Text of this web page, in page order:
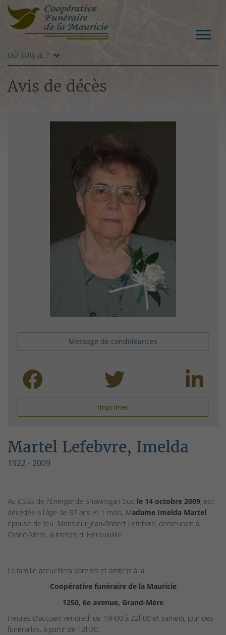
OÙ SUIS-JE ?
Avis de décès
Message de condoléances
Imprimer
Martel Lefebvre, Imelda
1922 - 2009
Au CSSS de l'Énergie de Shawinigan-Sud le 14 octobre 2009, est
décédée à l'âge de 87 ans et 1 mois, Madame Imelda Martel
épouse de feu Monsieur Jean-Robert Lefebvre, demeurant à
Grand-Mère, autrefois d' Hérouxville.
La famille accueillera parents et ami(e)s à la
Coopérative funéraire de la Mauricie
1250, 6e avenue, Grand-Mère
Heures d'accueil: vendredi de 19h00 à 22h00 et samedi, jour des
funérailles, à partir de 12h30.